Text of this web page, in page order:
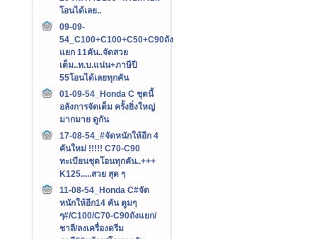
โอนได้เลย..
09-09-
54_C100+C100+C50+C90ถัง
แยก 11คัน..จัดสวย
เต็ม..ท.บ.แน่น+ภาษีปี
55โอนได้เลยทุกคัน
01-09-54_Honda C ชุดนี้
อลังการจัดเต็ม ครั้งยิ่งใหญ่
มากมาย ดูกัน
17-08-54_#จัดหนักให้อีก 4
คันใหม่ !!!!! C70-C90
ทะเบียนชุดโอนทุกคัน..+++‏
K125.....สวย สุด ๆ
11-08-54_Honda C#จัด
หนักให้อีก14 คัน ตูมๆ
ๆ#/C100/C70-C90ถังแยก/
ชาลี/ลงเครื่องดรีม